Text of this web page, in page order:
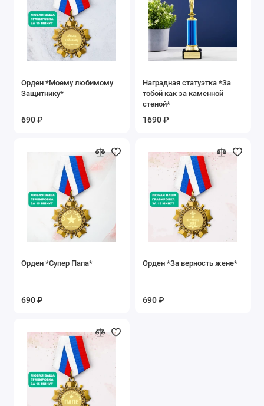
Орден *Моему любимому
Защитнику*
690 ₽
Наградная статуэтка *За
тобой как за каменной
стеной*
1690 ₽
Орден *Супер Папа*
690 ₽
Орден *За верность жене*
690 ₽